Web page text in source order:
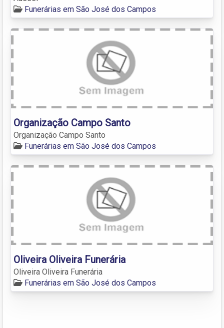
Funerárias em São José dos Campos
Organização Campo Santo
Organização Campo Santo
Funerárias em São José dos Campos
Oliveira Oliveira Funerária
Oliveira Oliveira Funerária
Funerárias em São José dos Campos